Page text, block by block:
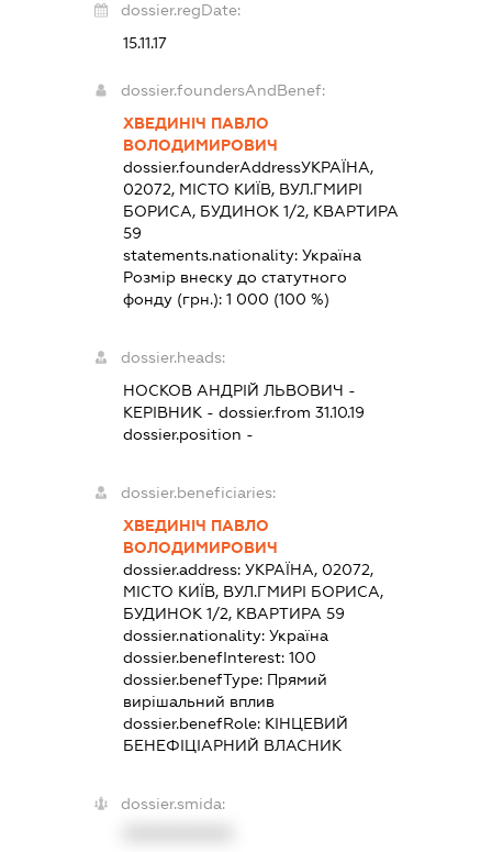
dossier.regDate:
15.11.17
dossier.foundersAndBenef:
ХВЕДИНІЧ ПАВЛО
ВОЛОДИМИРОВИЧ
dossier.founderAddressУКРАЇНА,
02072, МІСТО КИЇВ, ВУЛ.ГМИРІ
БОРИСА, БУДИНОК 1/2, КВАРТИРА
59
statements.nationality: Україна
Розмір внеску до статутного
фонду (грн.): 1 000 (100 %)
dossier.heads:
НОСКОВ АНДРІЙ ЛЬВОВИЧ -
КЕРІВНИК- dossier.from 31.10.19
dossier.position -
dossier.beneficiaries:
ХВЕДИНІЧ ПАВЛО
ВОЛОДИМИРОВИЧ
dossier.address: УКРАЇНА, 02072,
МІСТО КИЇВ, ВУЛ.ГМИРІ БОРИСА,
БУДИНОК 1/2, КВАРТИРА 59
dossier.nationality: Україна
dossier.benefInterest: 100
dossier.benefType: Прямий
вирішальний вплив
dossier.benefRole: КІНЦЕВИЙ
БЕНЕФІЦІАРНИЙ ВЛАСНИК
dossier.smida: